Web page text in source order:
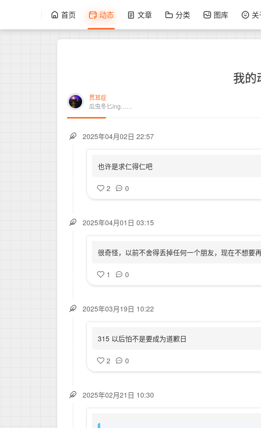
首页 动态 文章 分类 图库
我的
贯耳症
瓜虫冬匕ing……
2025年04月02日 22:57
也许是求仁得仁吧
2 0
2025年04月01日 03:15
很奇怪，以前不舍得丢掉任何一个朋友，现在不想要
1 0
2025年03月19日 10:22
315 以后怕不是要成为道歉日
2 0
2025年02月21日 10:30